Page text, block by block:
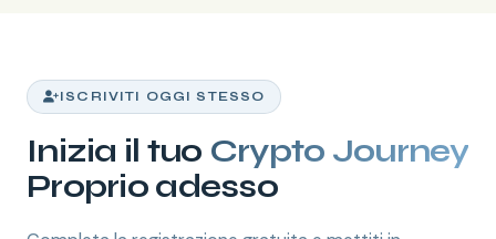
ISCRIVITI OGGI STESSO
Inizia il tuo Crypto Journey
Proprio adesso